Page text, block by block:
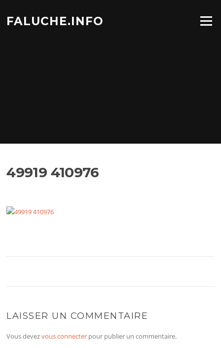
contenu
FALUCHE.INFO Menu
49919 410976
LAISSER UN COMMENTAIRE
Vous devezvous connecter pour publier un commentaire.